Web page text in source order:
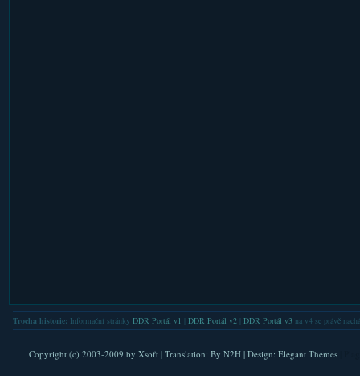
Trocha historie: Informační stránky DDR Portál v1 DDR Portál v2| DDR Portál v3na v4 se právě
Copyright (c) 2003-2009 by Xsoft| Translation: By N2H| Design: Elegant Themes